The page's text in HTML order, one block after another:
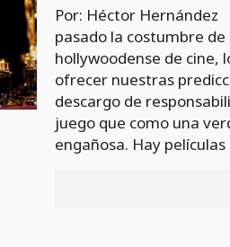
Por: Héctor Hernández
pasado la costumbre
hollywoodense de cine,
ofrecer nuestras
descargo de
juego que como una
engañosa. Hay